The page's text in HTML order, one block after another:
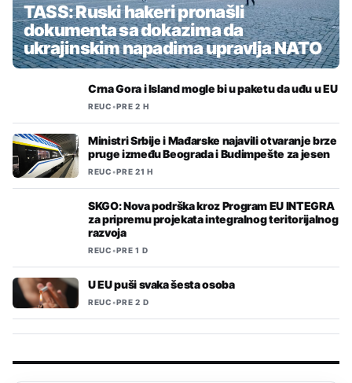
TASS: Ruski hakeri pronašli
dokumenta sa dokazima da
ukrajinskim napadima upravlja NATO
Crna Gora i Island mogle bi u paketu da uđu u EU
REUC•PRE 2 H
Ministri Srbije i Mađarske najavili otvaranje brze
pruge između Beograda i Budimpešte za jesen
REUC•PRE 21 H
SKGO: Nova podrška kroz Program EU INTEGRA
za pripremu projekata integralnog teritorijalnog
razvoja
REUC•PRE 1 D
U EU puši svaka šesta osoba
REUC•PRE 2 D